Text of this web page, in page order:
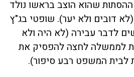
שהוא הוצב בראשו נולד
דובים ולא יער). שופטי בג"ץ
לדבר עבירה (לא היה ולא
לממשלה לחצה להפסיק את
לבית המשפט רבע סיפור).